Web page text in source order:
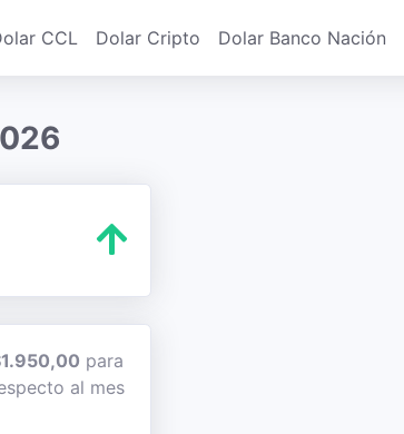
CCL Dolar Cripto Dolar Banco Nación
para
al mes